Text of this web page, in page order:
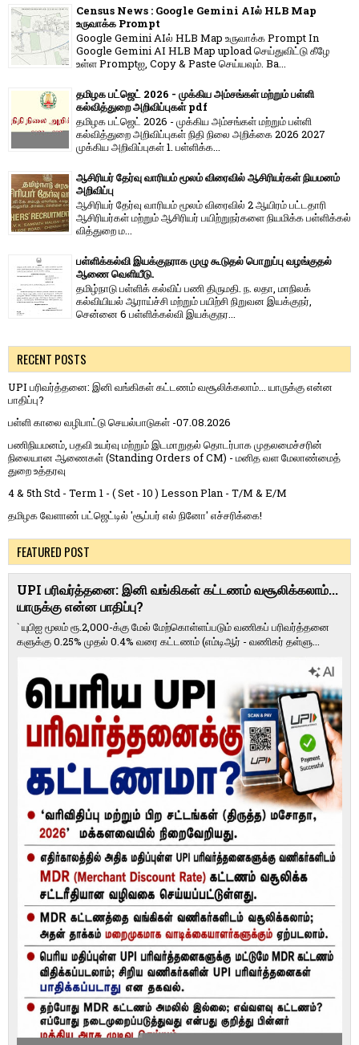
Census News : Google Gemini AIல் HLB Map
உருவாக்க Prompt
Google Gemini AIல் HLB Map உருவாக்க Prompt In
Google Gemini AI HLB Map upload செய்துவிட்டு கீழே
உள்ள Promptஐ, Copy & Paste செய்யவும். Ba...
தமிழக பட்ஜெட் 2026 - முக்கிய அம்சங்கள் மற்றும் பள்ளி
கல்வித்துறை அறிவிப்புகள் pdf
தமிழக பட்ஜெட் 2026 - முக்கிய அம்சங்கள் மற்றும் பள்ளி
கல்வித்துறை அறிவிப்புகள் நிதி நிலை அறிக்கை 2026 2027
முக்கிய அறிவிப்புகள் 1. பள்ளிக்க...
ஆசிரியர் தேர்வு வாரியம் மூலம் விரைவில் ஆசிரியர்கள் நியமனம்
அறிவிப்பு
ஆசிரியர் தேர்வு வாரி​யம் மூலம் விரை​வில் 2 ஆயிரம் பட்​ட​தாரி
ஆசிரியர்​கள் மற்​றும் ஆசிரியர் பயிற்றுநர்​களை நியமிக்க பள்​ளிக்​கல்​
வித்​துறை ம...
பள்ளிக்கல்வி இயக்குநராக முழு கூடுதல் பொறுப்பு வழங்குதல்
ஆணை வெளியீடு.
தமிழ்நாடு பள்ளிக் கல்விப் பணி திருமதி. ந. லதா, மாநிலக்
கல்வியியல் ஆராய்ச்சி மற்றும் பயிற்சி நிறுவன இயக்குநர்,
சென்னை 6 பள்ளிக்கல்வி இயக்குநர...
RECENT POSTS
UPI பரிவர்த்தனை: இனி வங்கிகள் கட்டணம் வசூலிக்கலாம்... யாருக்கு என்ன
பாதிப்பு?
பள்ளி காலை வழிபாட்டு செயல்பாடுகள் -07.08.2026
பணிநியமனம், பதவி உயர்வு மற்றும் இடமாறுதல் தொடர்பாக முதலமைச்சரின்
நிலையான ஆணைகள் (Standing Orders of CM) - மனித வள மேலாண்மைத்
துறை உத்தரவு
4 & 5th Std - Term 1 - ( Set - 10 ) Lesson Plan - T/M & E/M
தமிழக வேளாண் பட்ஜெட்டில் 'சூப்பர் எல் நினோ' எச்சரிக்கை!
FEATURED POST
UPI பரிவர்த்தனை: இனி வங்கிகள் கட்டணம் வசூலிக்கலாம்...
யாருக்கு என்ன பாதிப்பு?
` யுபிஐ மூலம் ரூ.2,000-க்கு மேல் மேற்​கொள்​ளப்​படும் வணி​கப் பரிவர்த்​தனை​
களுக்கு 0.25% முதல் 0.4% வரை கட்​ட​ணம் (எம்​டிஆர் - வணி​கர் தள்​ளு...